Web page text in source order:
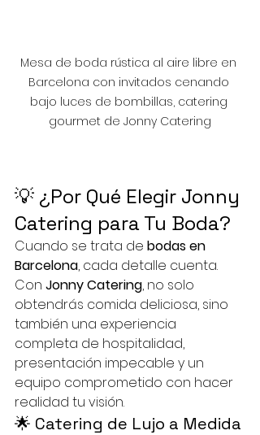
Mesa de boda rústica al aire libre en
Barcelona con invitados cenando
bajo luces de bombillas, catering
gourmet de Jonny Catering
💡 ¿Por Qué Elegir Jonny
Catering para Tu Boda?
Cuando se trata de bodas en
Barcelona, cada detalle cuenta.
Con Jonny Catering, no solo
obtendrás comida deliciosa, sino
también una experiencia
completa de hospitalidad,
presentación impecable y un
equipo comprometido con hacer
realidad tu visión.
🌟 Catering de Lujo a Medida